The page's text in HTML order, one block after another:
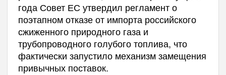
года Совет ЕС утвердил регламент о
поэтапном отказе от импорта российского
сжиженного природного газа и
трубопроводного голубого топлива, что
фактически запустило механизм замещения
привычных поставок.